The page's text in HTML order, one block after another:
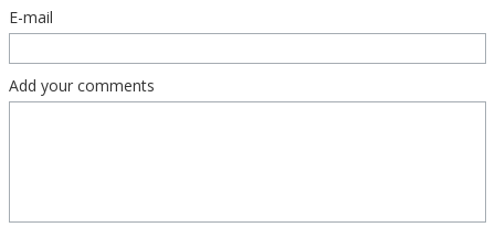
E-mail
Add your comments